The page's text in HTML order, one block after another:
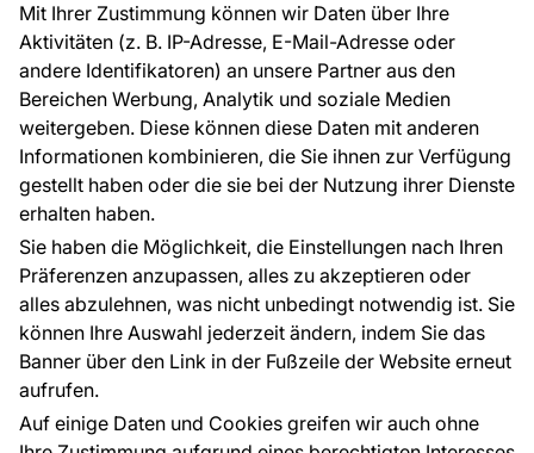
Mit Ihrer Zustimmung können wir Daten über Ihre
Aktivitäten (z. B. IP-Adresse, E-Mail-Adresse oder
andere Identifikatoren) an unsere Partner aus den
Bereichen Werbung, Analytik und soziale Medien
weitergeben. Diese können diese Daten mit anderen
Informationen kombinieren, die Sie ihnen zur Verfügung
gestellt haben oder die sie bei der Nutzung ihrer Dienste
erhalten haben.
Sie haben die Möglichkeit, die Einstellungen nach Ihren
Präferenzen anzupassen, alles zu akzeptieren oder
alles abzulehnen, was nicht unbedingt notwendig ist. Sie
können Ihre Auswahl jederzeit ändern, indem Sie das
Banner über den Link in der Fußzeile der Website erneut
aufrufen.
Auf einige Daten und Cookies greifen wir auch ohne
EU-Projekte
Ratschläge und Tipps
FAQ
Kontakt
Haben Sie Fragen? Wir helfen Ihnen gerne weiter
und beraten Sie persönlich.
+49 781 95633072
service@tapeteneshop.de
Zahlungsarten:
Die Zahlungen werden geleistet von: